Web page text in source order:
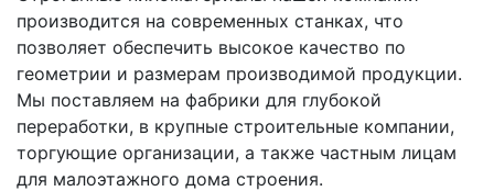
производится на современных станках, что
позволяет обеспечить высокое качество по
геометрии и размерам производимой продукции.
Мы поставляем на фабрики для глубокой
переработки, в крупные строительные компании,
торгующие организации, а также частным лицам
для малоэтажного дома строения.